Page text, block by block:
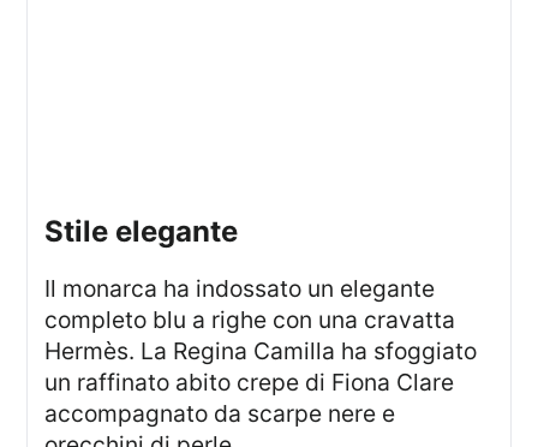
stile elegante
Il monarca ha indossato un elegante
completo blu a righe con una cravatta
Hermès. La Regina Camilla ha sfoggiato
un raffinato abito crepe di Fiona Clare
accompagnato da scarpe nere e